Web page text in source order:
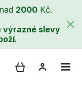
2000 Kč.
výrazné slevy